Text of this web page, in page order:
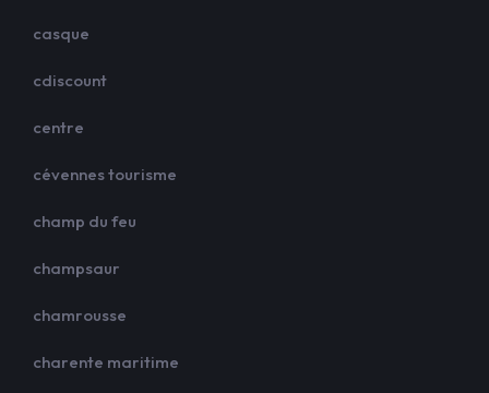
casque
cdiscount
centre
cévennes tourisme
champ du feu
champsaur
chamrousse
charente maritime